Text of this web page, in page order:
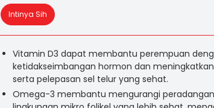
Intinya Sih
Vitamin D3 dapat membantu perempuan
ketidakseimbangan hormon dan
serta pelepasan sel telur yang sehat.
Omega-3 membantu mengurangi